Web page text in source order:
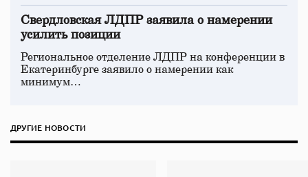
Свердловская ЛДПР заявила о намерении
усилить позиции
Региональное отделение ЛДПР на конференции в
Екатеринбурге заявило о намерении как
минимум…
ДРУГИЕ НОВОСТИ